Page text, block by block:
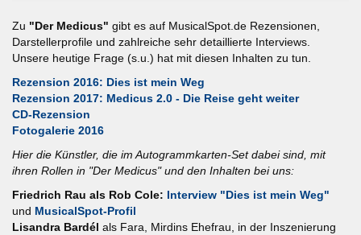
Zu "Der Medicus" gibt es auf MusicalSpot.de Rezensionen,
Darstellerprofile und zahlreiche sehr detaillierte Interviews.
Unsere heutige Frage (s.u.) hat mit diesen Inhalten zu tun.
Rezension 2016: Dies ist mein Weg
Rezension 2017: Medicus 2.0 - Die Reise geht weiter
CD-Rezension
Fotogalerie 2016
Hier die Künstler, die im Autogrammkarten-Set dabei sind, mit
ihren Rollen in "Der Medicus" und den Inhalten bei uns:
Friedrich Rau als Rob Cole: Interview "Dies ist mein Weg"
und MusicalSpot-Profil
Lisandra Bardél als Fara, Mirdins Ehefrau, in der Inszenierung